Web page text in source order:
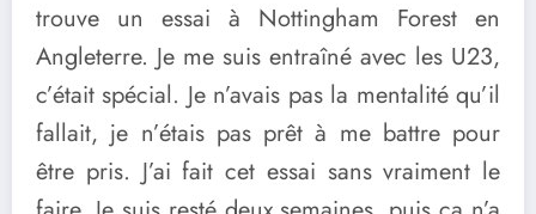
trouve un essai à Nottingham Forest en
Angleterre. Je me suis entraîné avec les U23,
c’était spécial. Je n’avais pas la mentalité qu’il
fallait, je n’étais pas prêt à me battre pour
être pris. J’ai fait cet essai sans vraiment le